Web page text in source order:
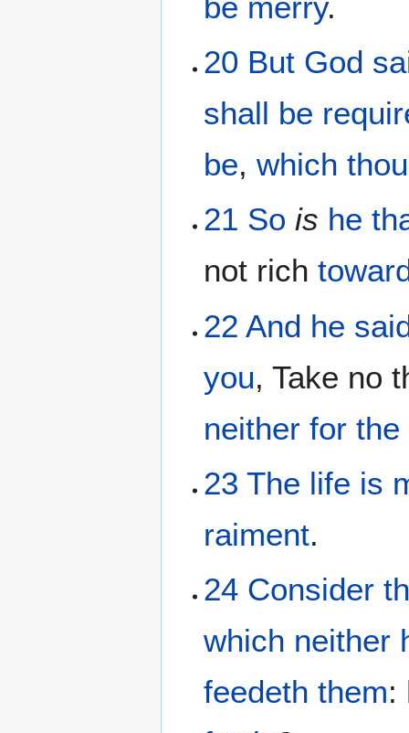
20 But God
shall be
be,which
21 So is he
not rich
22 And he
you, Take no
neither for the
23 The life is
raiment.
24 Consider
which neither
feedeth them: